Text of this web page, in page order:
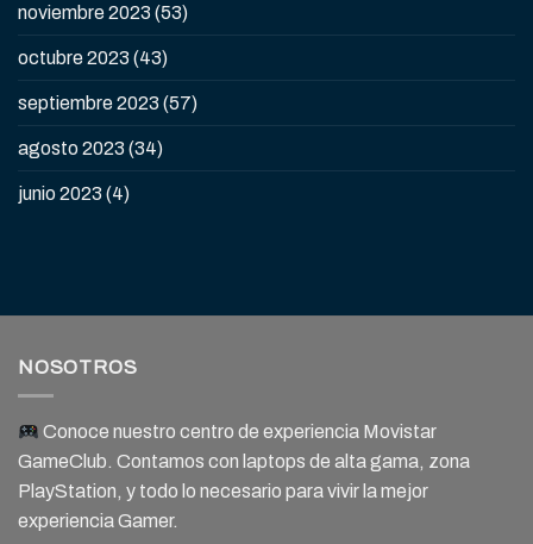
noviembre 2023 (53)
octubre 2023 (43)
septiembre 2023 (57)
agosto 2023 (34)
junio 2023 (4)
NOSOTROS
Conoce nuestro centro de experiencia Movistar
GameClub. Contamos con laptops de alta gama, zona
PlayStation, y todo lo necesario para vivir la mejor
experiencia Gamer.